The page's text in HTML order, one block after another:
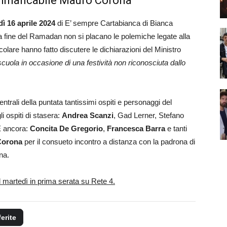
16 aprile 2024di E’ sempre Cartabianca di Bianca
del Ramadan non si placano le polemiche legate alla
hanno fatto discutere le dichiarazioni del Ministro
in occasione di una festività non riconosciuta dallo
della puntata tantissimi ospiti e personaggi del
ospiti di stasera: Andrea Scanzi, Gad Lerner, Stefano
ancora: Concita De Gregorio, Francesca Barrae tanti
per il consueto incontro a distanza con la padrona di
in prima serata su Rete 4.